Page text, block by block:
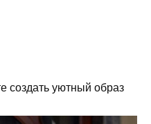
создать уютный образ